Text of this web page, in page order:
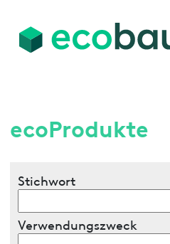
ecoProdukte
Stichwort
Verwendungszweck